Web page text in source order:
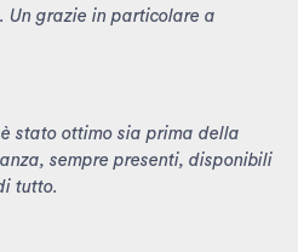
Un grazie in particolare a
stato ottimo sia prima della
sempre presenti, disponibili
tutto.